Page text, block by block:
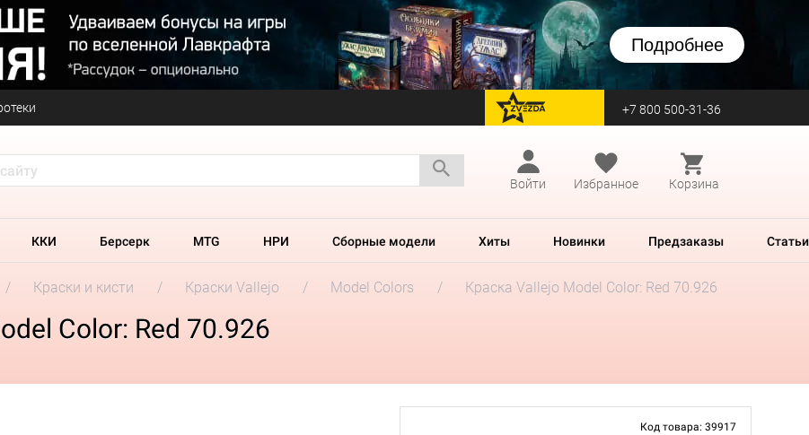
Подробнее
перейти на Zvezda +7 800 500-31-36
Войти
Избранное Корзина
ККИ Берсерк MTG НРИ Сборные модели Хиты Новинки Предзаказы Статьи
Краски и кисти Краски Vallejo Model Colors Краска Vallejo Model Color: Red 70.926
Color: Red 70.926
Код товара: 39917